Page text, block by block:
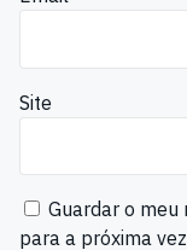
Site
Guardar o meu
para a próxima